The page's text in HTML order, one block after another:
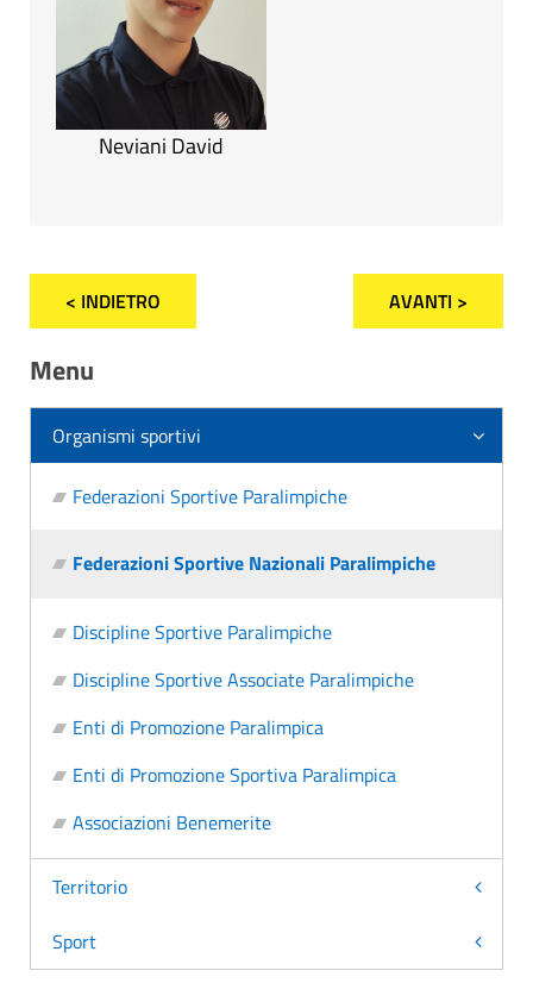
Neviani David
< INDIETRO AVANTI >
Menu
Organismi sportivi
Federazioni Sportive Paralimpiche
Federazioni Sportive Nazionali Paralimpiche
Discipline Sportive Paralimpiche
Discipline Sportive Associate Paralimpiche
Enti di Promozione Paralimpica
Enti di Promozione Sportiva Paralimpica
Associazioni Benemerite
Territorio
Sport